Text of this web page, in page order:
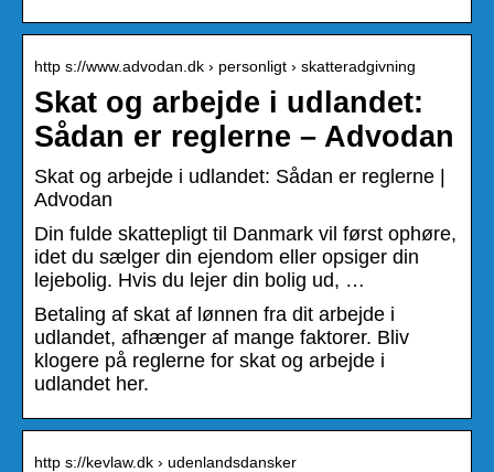
http s://www.advodan.dk › personligt › skatteradgivning
Skat og arbejde i udlandet:
Sådan er reglerne – Advodan
Skat og arbejde i udlandet: Sådan er reglerne |
Advodan
Din fulde skattepligt til Danmark vil først ophøre,
idet du sælger din ejendom eller opsiger din
lejebolig. Hvis du lejer din bolig ud, …
Betaling af skat af lønnen fra dit arbejde i
udlandet, afhænger af mange faktorer. Bliv
klogere på reglerne for skat og arbejde i
udlandet her.
http s://kevlaw.dk › udenlandsdansker